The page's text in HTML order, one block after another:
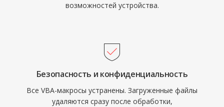
возможностей устройства.
Безопасность и конфиденциальность
Все VBA-макросы устранены. Загруженные файлы
удаляются сразу после обработки,